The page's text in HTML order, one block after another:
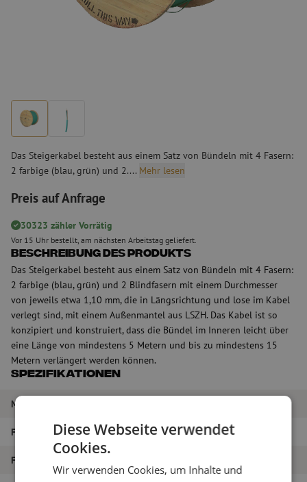
Das Steigerkabel besteht aus einem Satz von Bündeln mit 4 Fasern:
2 farbige (blau, grün) und 2.... Mehr lesen
Preis auf Anfrage
30323 zähler Vorrätig
Vor 15 Uhr bestellt, am nächsten Arbeitstag geliefert.
Beschreibung des Produkts
Das Steigerkabel besteht aus einem Satz von Bündeln mit 4 Fasern:
2 farbige (blau, grün) und 2 Blindfasern mit einem Durchmesser
von jeweils etwa 1,10 mm, die in Längsrichtung und lose im Kabel
verlegt sind, mit einem Außenmantel aus LSZH. Das Kabel ist so
konzipiert und konstruiert, dass die Bündel im Inneren leicht über
eine Länge von mindestens 5 Metern und bis zu mindestens 15
Metern verlängert werden können.
Spezifikationen
Marke
Fasertyp Singlemode
Farbe
Diese Webseite verwendet
Cookies.
Wir verwenden Cookies, um Inhalte und